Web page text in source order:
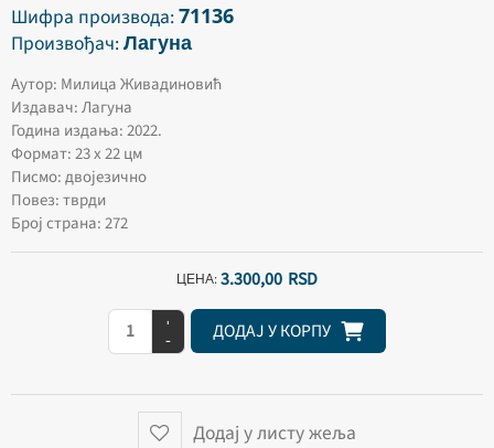
Шифра производа:71136
Произвођач:Лагуна
Аутор: Милица Живадиновић
Издавач: Лагуна
Година издања: 2022.
Формат: 23 x 22 цм
Писмо: двојезично
Повез: тврди
Број страна: 272
ЦЕНА:3.300,00 RSD
+
-
Додај у листу жеља